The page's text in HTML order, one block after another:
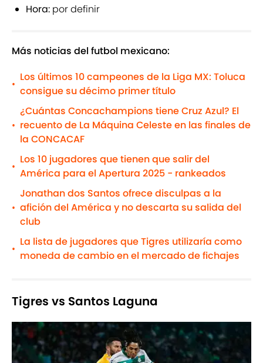
Hora: por definir
Más noticias del futbol mexicano:
•
Los últimos 10 campeones de la Liga MX: Toluca
consigue su décimo primer título
•
¿Cuántas Concachampions tiene Cruz Azul? El
recuento de La Máquina Celeste en las finales de
la CONCACAF
•
Los 10 jugadores que tienen que salir del
América para el Apertura 2025 - rankeados
•
Jonathan dos Santos ofrece disculpas a la
afición del América y no descarta su salida del
club
•
La lista de jugadores que Tigres utilizaría como
moneda de cambio en el mercado de fichajes
Tigres vs Santos Laguna